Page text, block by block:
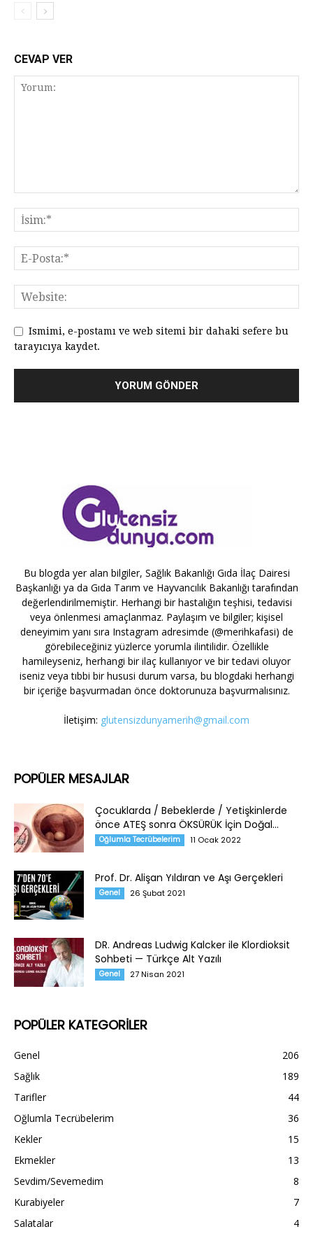
CEVAP VER
Ismimi, e-postamı ve web sitemi bir dahaki sefere bu
tarayıcıya kaydet.
Bu blogda yer alan bilgiler, Sağlık Bakanlığı Gıda İlaç Dairesi
Başkanlığı ya da Gıda Tarım ve Hayvancılık Bakanlığı tarafından
değerlendirilmemiştir. Herhangi bir hastalığın teşhisi, tedavisi
veya önlenmesi amaçlanmaz. Paylaşım ve bilgiler; kişisel
deneyimim yanı sıra Instagram adresimde (@merihkafasi) de
görebileceğiniz yüzlerce yorumla ilintilidir. Özellikle
hamileyseniz, herhangi bir ilaç kullanıyor ve bir tedavi oluyor
iseniz veya tıbbi bir hususi durum varsa, bu blogdaki herhangi
bir içeriğe başvurmadan önce doktorunuza başvurmalısınız.
İletişim: glutensizdunyamerih@gmail.com
POPÜLER MESAJLAR
Çocuklarda / Bebeklerde / Yetişkinlerde
önce ATEŞ sonra ÖKSÜRÜK İçin Doğal...
Oğlumla Tecrübelerim 11 Ocak 2022
Prof. Dr. Alişan Yıldıran ve Aşı Gerçekleri
Genel 26 Şubat 2021
DR. Andreas Ludwig Kalcker ile Klordioksit
Sohbeti — Türkçe Alt Yazılı
Genel 27 Nisan 2021
POPÜLER KATEGORİLER
Genel
206
Sağlık
189
Tarifler
44
Oğlumla Tecrübelerim
36
Kekler
15
Ekmekler
13
Sevdim/Sevemedim
8
Kurabiyeler
7
Salatalar
4